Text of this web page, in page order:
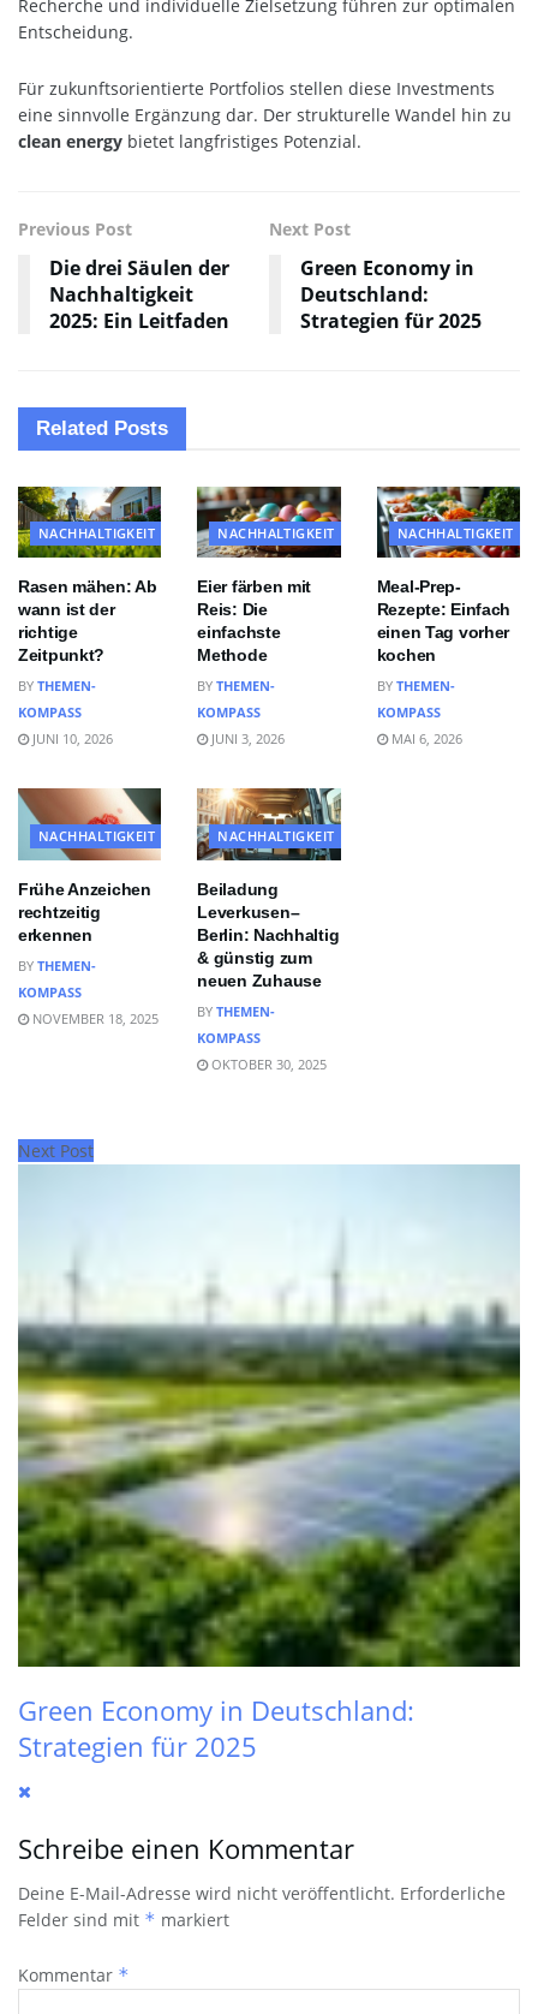
Recherche und individuelle Zielsetzung führen zur optimalen
Entscheidung.
Für zukunftsorientierte Portfolios stellen diese Investments
eine sinnvolle Ergänzung dar. Der strukturelle Wandel hin zu
clean energy bietet langfristiges Potenzial.
Previous Post
Die drei Säulen der
Nachhaltigkeit
2025: Ein Leitfaden
Next Post
Green Economy in
Deutschland:
Strategien für 2025
Related Posts
NACHHALTIGKEIT
Rasen mähen: Ab
wann ist der
richtige
Zeitpunkt?
BY THEMEN-
KOMPASS
JUNI 10, 2026
NACHHALTIGKEIT
Eier färben mit
Reis: Die
einfachste
Methode
BY THEMEN-
KOMPASS
JUNI 3, 2026
NACHHALTIGKEIT
Meal-Prep-
Rezepte: Einfach
einen Tag vorher
kochen
BY THEMEN-
KOMPASS
MAI 6, 2026
NACHHALTIGKEIT
Frühe Anzeichen
rechtzeitig
erkennen
BY THEMEN-
KOMPASS
NOVEMBER 18, 2025
NACHHALTIGKEIT
Beiladung
Leverkusen–
Berlin: Nachhaltig
& günstig zum
neuen Zuhause
BY THEMEN-
KOMPASS
OKTOBER 30, 2025
Next Post
Green Economy in Deutschland:
Strategien für 2025
Schreibe einen Kommentar
Deine E-Mail-Adresse wird nicht veröffentlicht. Erforderliche
Felder sind mit * markiert
Kommentar *